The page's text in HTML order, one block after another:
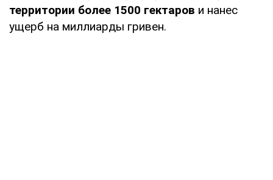
территории более 1500 гектаров и нанес
ущерб на миллиарды гривен.